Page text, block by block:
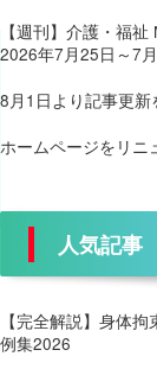
【週刊】介護・福
2026年7月25日～7
8月1日より記事更
ホームページをリニ
人気記事
【完全解説】身体
例集2026